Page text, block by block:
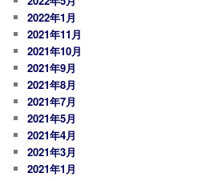
2022年1月
2021年11月
2021年10月
2021年9月
2021年8月
2021年7月
2021年5月
2021年4月
2021年3月
2021年1月